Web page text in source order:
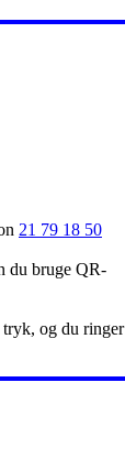
21 79 18 50
du bruge QR-
tryk, og du ringer